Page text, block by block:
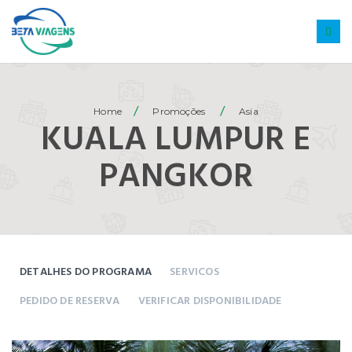
Home / Promoções / Asia
KUALA LUMPUR E
PANGKOR
DETALHES DO PROGRAMA
SERVICOS
PEDIDO DE RESERVA
VERIFICAR DISPONIBILIDADE